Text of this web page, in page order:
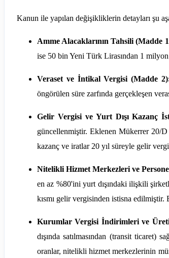
Kanun ile yapılan değişikliklerin detayları şu
Amme Alacaklarının Tahsili (Madde
ise 50 bin Yeni Türk Lirasından 1
Veraset ve İntikal Vergisi (Madde
öngörülen süre zarfında gerçekleşen
Gelir Vergisi ve Yurt Dışı Kazanç
güncellenmiştir. Eklenen Mükerrer 20/
kazanç ve iratlar 20 yıl süreyle gelir
Nitelikli Hizmet Merkezleri ve
en az %80'ini yurt dışındaki ilişkili
kısmı gelir vergisinden istisna
Kurumlar Vergisi İndirimleri ve
dışında satılmasından (transit
oranlar, nitelikli hizmet merkezlerinin